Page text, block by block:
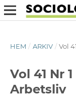
HEM / ARKIV / Vol
Vol 41 Nr
Arbetsliv